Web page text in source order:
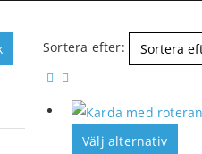
Sortera efter:
Välj alternativ